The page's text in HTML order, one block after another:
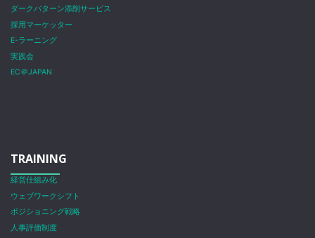
ダークパターン添削サービス
採用マーケッター
E-ラーニング
実践会
EC＠JAPAN
TRAINING
経営仕組み化
ウェブワークシフト
ポジショニング戦略
人事評価制度